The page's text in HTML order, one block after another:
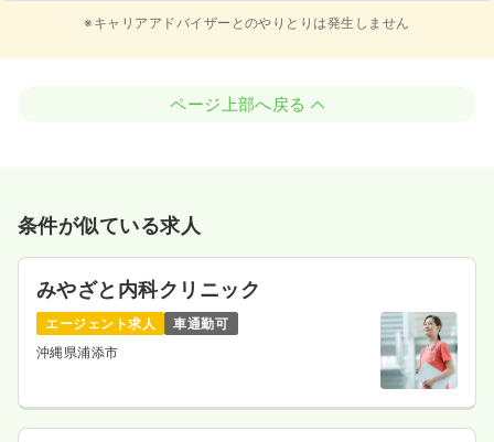
※キャリアアドバイザーとのやりとりは発生しません
ページ上部へ戻る
条件が似ている求人
みやざと内科クリニック
エージェント求人
車通勤可
沖縄県浦添市